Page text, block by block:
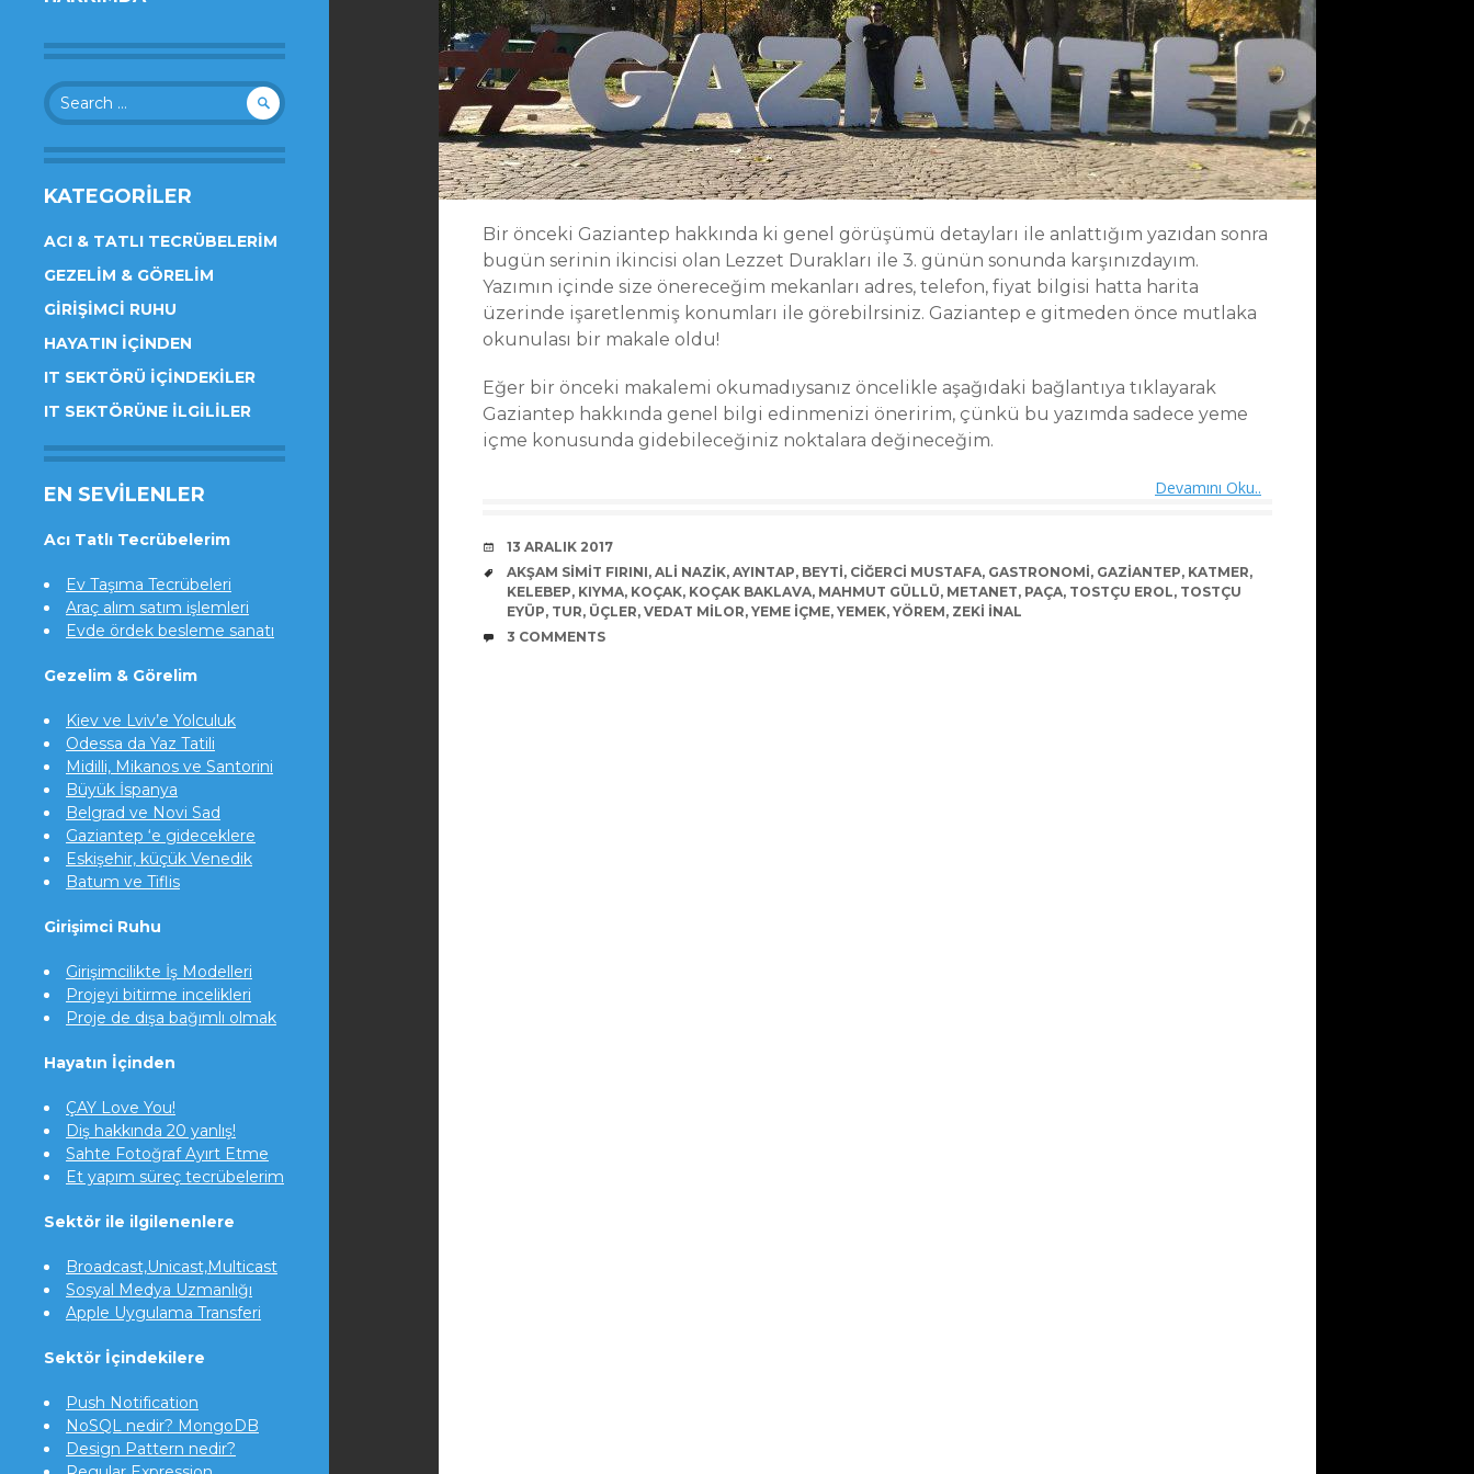
Search
for:
KATEGORILER
ACI & TATLI TECRÜBELERIM
GEZELIM & GÖRELIM
GIRIŞIMCI RUHU
HAYATIN İÇINDEN
IT SEKTÖRÜ İÇINDEKILER
IT SEKTÖRÜNE İLGILILER
EN SEVILENLER
Acı Tatlı Tecrübelerim
Ev Taşıma Tecrübeleri
Araç alım satım işlemleri
Evde ördek besleme sanatı
Gezelim & Görelim
Kiev ve Lviv’e Yolculuk
Odessa da Yaz Tatili
Midilli, Mikanos ve Santorini
Büyük İspanya
Belgrad ve Novi Sad
Gaziantep ‘e gideceklere
Eskişehir, küçük Venedik
Batum ve Tiflis
Girişimci Ruhu
Girişimcilikte İş Modelleri
Projeyi bitirme incelikleri
Proje de dışa bağımlı olmak
Hayatın İçinden
ÇAY Love You!
Diş hakkında 20 yanlış!
Sahte Fotoğraf Ayırt Etme
Et yapım süreç tecrübelerim
Sektör ile ilgilenenlere
Broadcast,Unicast,Multicast
Sosyal Medya Uzmanlığı
Apple Uygulama Transferi
Sektör İçindekilere
Push Notification
NoSQL nedir? MongoDB
Design Pattern nedir?
Bir önceki Gaziantep hakkında ki genel görüşümü detayları ile anlattığım yazıdan sonra
bugün serinin ikincisi olan Lezzet Durakları ile 3. günün sonunda karşınızdayım.
Yazımın içinde size önereceğim mekanları adres, telefon, fiyat bilgisi hatta harita
üzerinde işaretlenmiş konumları ile görebilrsiniz. Gaziantep e gitmeden önce mutlaka
okunulası bir makale oldu!
Eğer bir önceki makalemi okumadıysanız öncelikle aşağıdaki bağlantıya tıklayarak
Gaziantep hakkında genel bilgi edinmenizi öneririm, çünkü bu yazımda sadece yeme
içme konusunda gidebileceğiniz noktalara değineceğim.
Devamını Oku..
DATE
13 ARALIK 2017
TAGS
AKŞAM SIMIT FIRINI, ALI NAZIK, AYINTAP, BEYTI, CIĞERCI MUSTAFA, GASTRONOMI, GAZIANTEP, KATMER,
KELEBEP, KIYMA, KOÇAK, KOÇAK BAKLAVA, MAHMUT GÜLLÜ, METANET, PAÇA, TOSTÇU EROL, TOSTÇU
EYÜP, TUR, ÜÇLER, VEDAT MILOR, YEME IÇME, YEMEK, YÖREM, ZEKI INAL
COMMENTS
3 COMMENTS